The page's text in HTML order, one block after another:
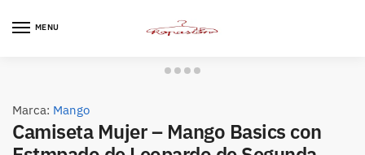
MENU
Marca: Mango
Camiseta Mujer – Mango Basics con